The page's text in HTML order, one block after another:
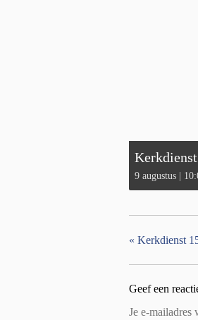
Kerkdienst
9 augustus |
« Kerkdienst
Geef een
Je e-mailadres